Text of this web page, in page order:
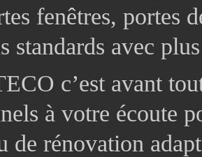
fenêtres, portes
standards avec
c’est avant
à votre écoute
de rénovation